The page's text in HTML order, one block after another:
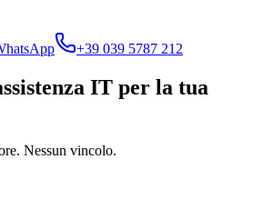
+39 039 5787 212
IT per la tua
Nessun vincolo.